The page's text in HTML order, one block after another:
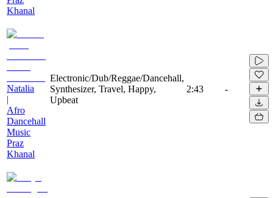
Khanal
Natalia
|
Afro
Dancehall
Music
Praz
Khanal
Electronic/Dub/Reggae/Dancehall,
Synthesizer, Travel, Happy,
Upbeat
2:43 -